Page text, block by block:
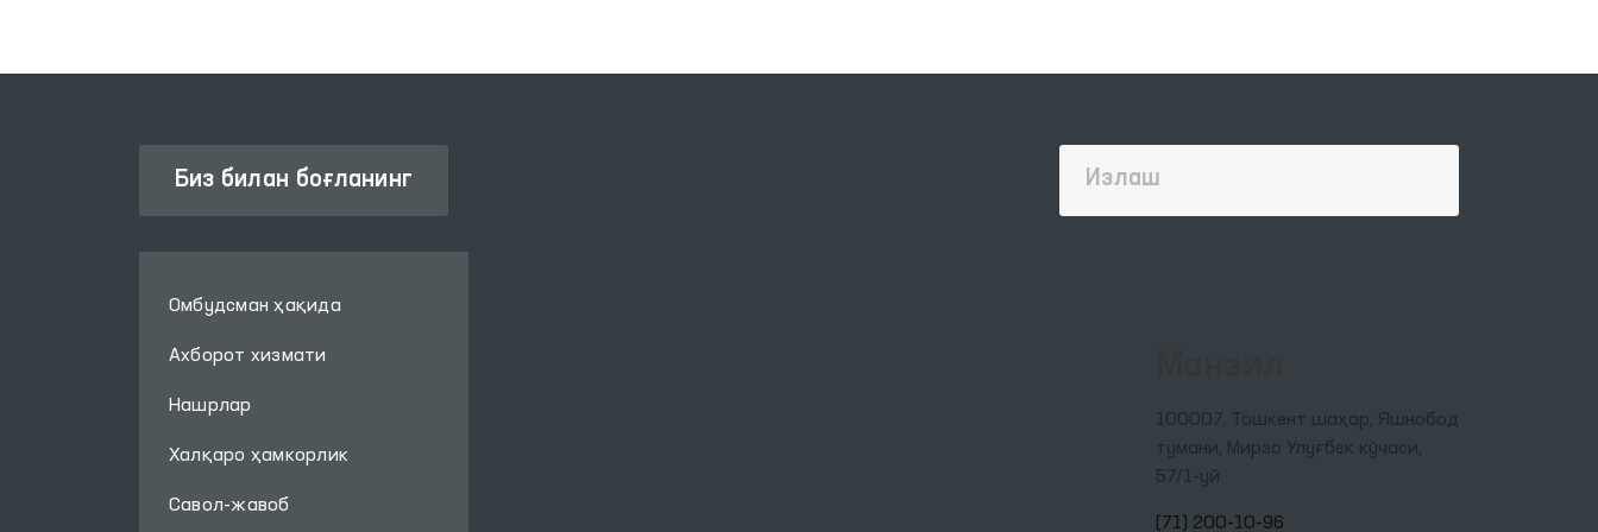
Биз билан боғланинг
Омбудсман ҳақида
Ахборот хизмати
Нашрлар
Халқаро ҳамкорлик
Савол-жавоб
100007, Тошкент шаҳар, Яшнобод
тумани, Мирзо Улуғбек кўчаси,
57/1-уй
(71) 200-10-96